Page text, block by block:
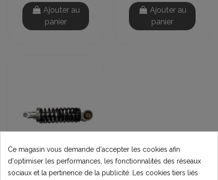
Ajouter au
panier
Ajouter au
panier
PIECES QUADS &
Ce magasin vous demande d'accepter les cookies afin
d'optimiser les performances, les fonctionnalités des réseaux
sociaux et la pertinence de la publicité. Les cookies tiers liés